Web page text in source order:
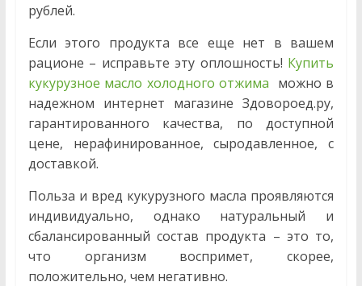
рублей.
Если этого продукта все еще нет в вашем
рационе – исправьте эту оплошность! Купить
кукурузное масло холодного отжима можно в
надежном интернет магазине Здовороед.ру,
гарантированного качества, по доступной
цене, нерафинированное, сыродавленное, с
доставкой.
Польза и вред кукурузного масла проявляются
индивидуально, однако натуральный и
сбалансированный состав продукта – это то,
что организм воспримет, скорее,
положительно, чем негативно.